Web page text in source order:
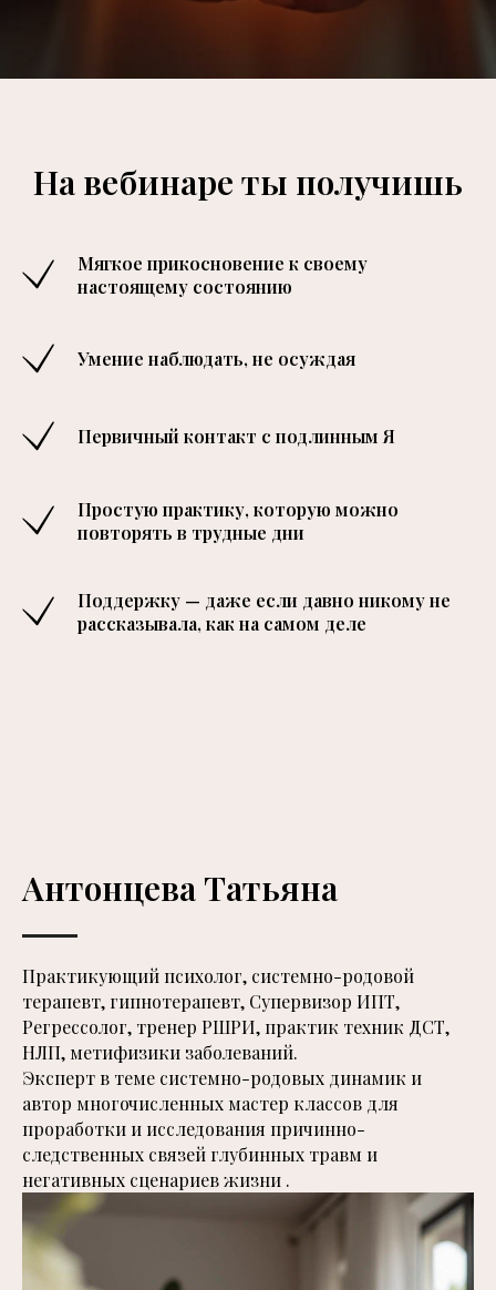
На вебинаре ты получишь
Мягкое прикосновение к своему
настоящему состоянию
Умение наблюдать, не осуждая
Первичный контакт с подлинным Я
Простую практику, которую можно
повторять в трудные дни
Поддержку — даже если давно никому не
рассказывала, как на самом деле
Антонцева Татьяна
Практикующий психолог, системно-родовой
терапевт, гипнотерапевт, Супервизор ИПТ,
Регрессолог, тренер РШРИ, практик техник ДСТ,
НЛП, метифизики заболеваний.
Эксперт в теме системно-родовых динамик и
автор многочисленных мастер классов для
проработки и исследования причинно-
следственных связей глубинных травм и
негативных сценариев жизни .